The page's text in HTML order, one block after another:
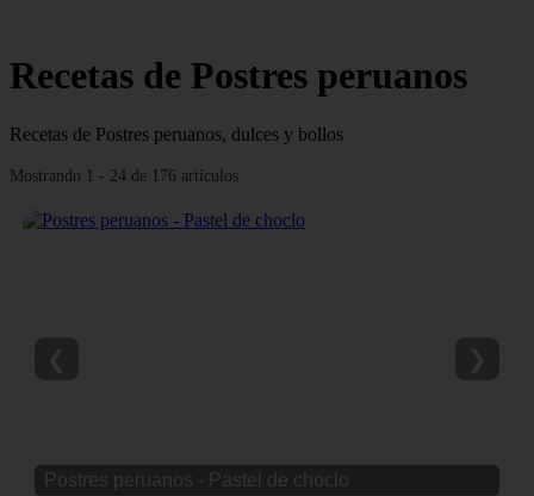
Recetas de Postres peruanos
Recetas de Postres peruanos, dulces y bollos
Mostrando 1 - 24 de 176 artículos
Postres peruanos - Pastel de choclo